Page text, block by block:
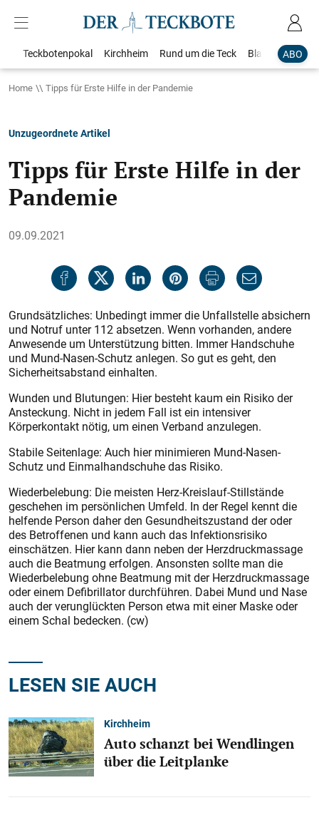
ABO
Teckbotenpokal Kirchheim Rund um die Teck Blaulicht
Home Tipps für Erste Hilfe in der Pandemie
Unzugeordnete Artikel
Tipps für Erste Hilfe in der
Pandemie
09.09.2021
Grundsätzliches: Unbedingt immer die Unfallstelle absichern
und Notruf unter 112 absetzen. Wenn vorhanden, andere
Anwesende um Unterstützung bitten. Immer Handschuhe
und Mund-Nasen-Schutz anlegen. So gut es geht, den
Sicherheitsabstand einhalten.
Wunden und Blutungen: Hier besteht kaum ein Risiko der
Ansteckung. Nicht in jedem Fall ist ein intensiver
Körperkontakt nötig, um einen Verband anzulegen.
Stabile Seitenlage: Auch hier minimieren Mund-Nasen-
Schutz und Einmalhandschuhe das Risiko.
Wiederbelebung: Die meisten Herz-Kreislauf-Stillstände
geschehen im persönlichen Umfeld. In der Regel kennt die
helfende Person daher den Gesundheitszustand der oder
des Betroffenen und kann auch das Infektionsrisiko
einschätzen. Hier kann dann neben der Herzdruckmassage
auch die Beatmung erfolgen. Ansonsten sollte man die
Wiederbelebung ohne Beatmung mit der Herzdruckmassage
oder einem Defibrillator durchführen. Dabei Mund und Nase
auch der verunglückten Person etwa mit einer Maske oder
einem Schal bedecken. (cw)
LESEN SIE AUCH
Kirchheim
Auto schanzt bei Wendlingen
über die Leitplanke